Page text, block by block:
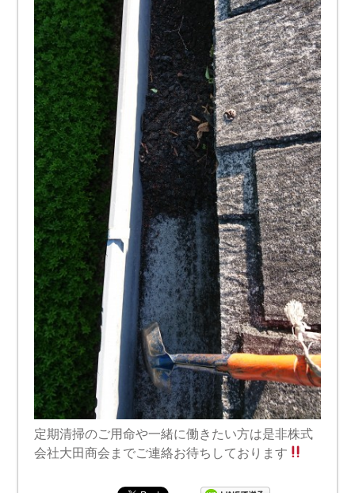
定期清掃のご用命や一緒に働きたい方は是非株式
会社大田商会までご連絡お待ちしております